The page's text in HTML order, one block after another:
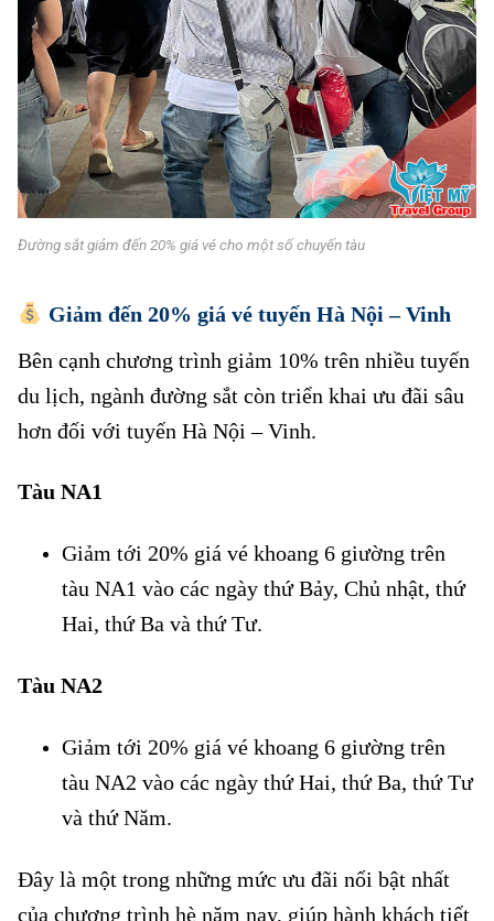
Đường sắt giảm đến 20% giá vé cho một số chuyến tàu
Giảm đến 20% giá vé tuyến Hà Nội – Vinh
Bên cạnh chương trình giảm 10% trên nhiều tuyến
du lịch, ngành đường sắt còn triển khai ưu đãi sâu
hơn đối với tuyến Hà Nội – Vinh.
Tàu NA1
Giảm tới 20% giá vé khoang 6 giường trên
tàu NA1 vào các ngày thứ Bảy, Chủ nhật, thứ
Hai, thứ Ba và thứ Tư.
Tàu NA2
Giảm tới 20% giá vé khoang 6 giường trên
tàu NA2 vào các ngày thứ Hai, thứ Ba, thứ Tư
và thứ Năm.
Đây là một trong những mức ưu đãi nổi bật nhất
của chương trình hè năm nay, giúp hành khách tiết